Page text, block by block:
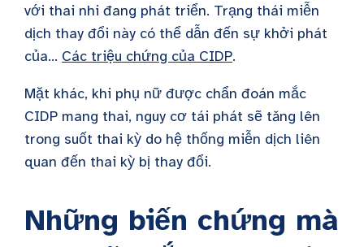
với thai nhi đang phát triển. Trạng thái miễn
dịch thay đổi này có thể dẫn đến sự khởi phát
của... Các triệu chứng của CIDP.
Mặt khác, khi phụ nữ được chẩn đoán mắc
CIDP mang thai, nguy cơ tái phát sẽ tăng lên
trong suốt thai kỳ do hệ thống miễn dịch liên
quan đến thai kỳ bị thay đổi.
Những biến chứng mà